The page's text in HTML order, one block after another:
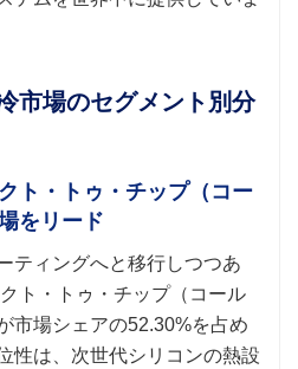
市場のセグメント別分
ト・トゥ・チップ（コー
をリード
ティングへと移行しつつあ
ト・トゥ・チップ（コール
市場シェアの52.30%を占め
性は、次世代シリコンの熱設